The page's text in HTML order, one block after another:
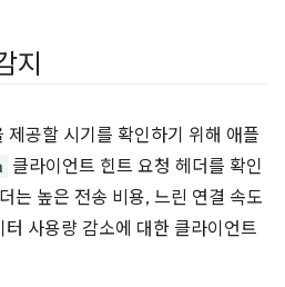
지
제공할 시기를 확인하기 위해 애플
클라이언트 힌트 요청 헤더를 확인
는 높은 전송 비용, 느린 연결 속도
사용량 감소에 대한 클라이언트